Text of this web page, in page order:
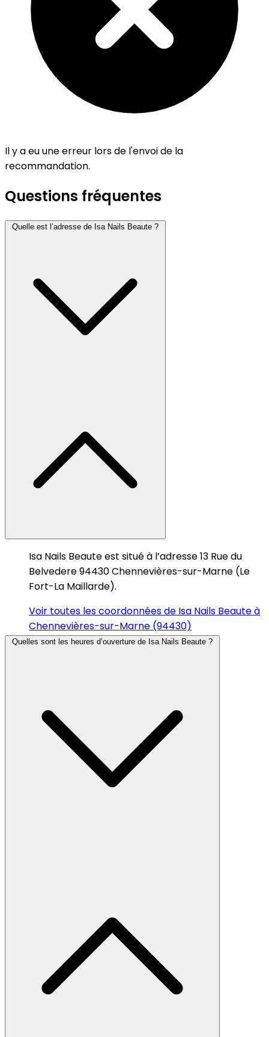
Il y a eu une erreur lors de l'envoi de la
recommandation.
Questions fréquentes
Quelle est l’adresse de Isa Nails Beaute ?
Isa Nails Beaute est situé à l’adresse 13 Rue du
Belvedere 94430 Chennevières-sur-Marne (Le
Fort-La Maillarde).
Voir toutes les coordonnées de Isa Nails Beaute à
Chennevières-sur-Marne (94430)
Quelles sont les heures d’ouverture de Isa Nails Beaute ?